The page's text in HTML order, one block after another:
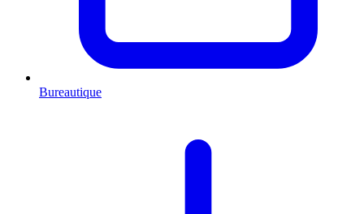
Bureautique